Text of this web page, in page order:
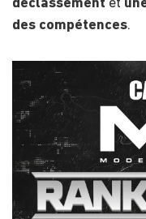
déclassement et
des compétences.
INDIQUEZ